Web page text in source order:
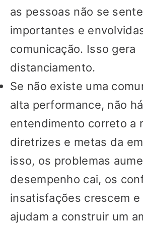
as pessoas não se
importantes e
comunicação. Isso gera
distanciamento.
Se não existe uma
alta performance, não há
entendimento correto a
diretrizes e metas da
isso, os problemas
desempenho cai, os
insatisfações crescem
ajudam a construir um